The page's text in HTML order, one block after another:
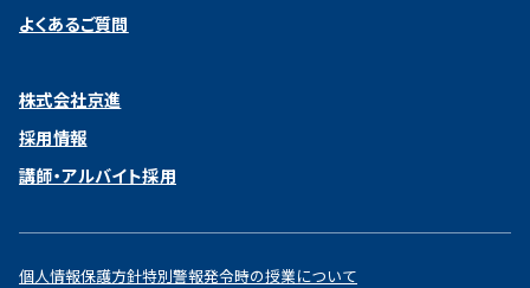
よくあるご質問
株式会社京進
採用情報
講師・アルバイト採用
個人情報保護方針特別警報発令時の授業について